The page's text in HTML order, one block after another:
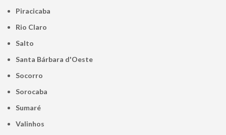
Piracicaba
Rio Claro
Salto
Santa Bárbara d'Oeste
Socorro
Sorocaba
Sumaré
Valinhos